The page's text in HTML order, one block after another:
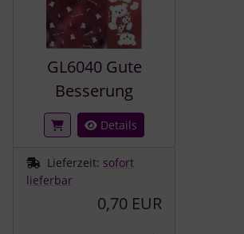
GL6040 Gute
Besserung
Details
Lieferzeit: sofort
lieferbar
0,70 EUR